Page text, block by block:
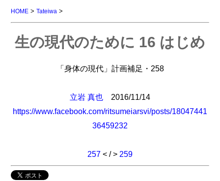
HOME >Tateiwa >
生の現代のために 16 はじめ
「身体の現代」計画補足・258
立岩 真也 2016/11/14
https://www.facebook.com/ritsumeiarsvi/posts/18047441
36459232
257 < / > 259